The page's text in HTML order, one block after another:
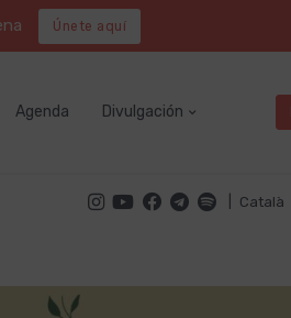
Únete aquí
Agenda Divulgación
Català